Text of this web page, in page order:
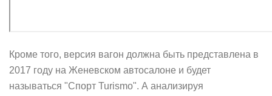
Кроме того, версия вагон должна быть представлена в
2017 году на Женевском автосалоне и будет
называться "Спорт Turismo". А анализируя